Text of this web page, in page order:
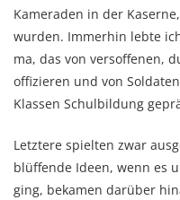
Kameraden in der
wurden. Immerhin lebte
ma, das von versoffenen,
offizie­ren und von
Klassen Schul­bildung
Letztere spielten zwar
blüf­fende Ideen, wenn es
ging, be­kamen dar­über